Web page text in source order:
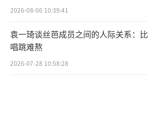
2026-08-06 10:39:41
袁一琦谈丝芭成员之间的人际关系：比
唱跳难熬
2026-07-28 10:58:28